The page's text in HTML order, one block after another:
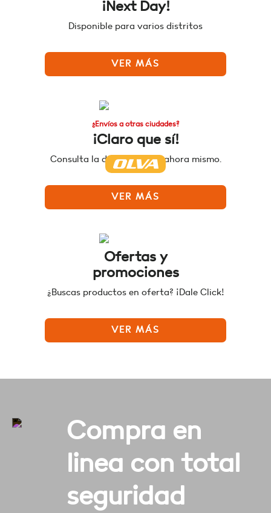
¡Next Day!
Disponible para varios distritos
VER MÁS
¿Envíos a otras ciudades?
¡Claro que sí!
Consulta la disponibilidad ahora mismo.
VER MÁS
Ofertas y
promociones
¿Buscas productos en oferta? ¡Dale Click!
VER MÁS
Compra en
linea con total
seguridad